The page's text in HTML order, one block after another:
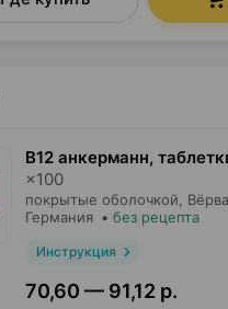
В12 анкерманн,
×100
покрытые оболочкой,
Германия • без рецепта
Инструкция
70,60 — 91,12 р.